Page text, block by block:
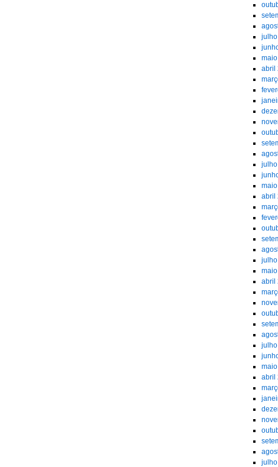
abril
abril
abril
abril